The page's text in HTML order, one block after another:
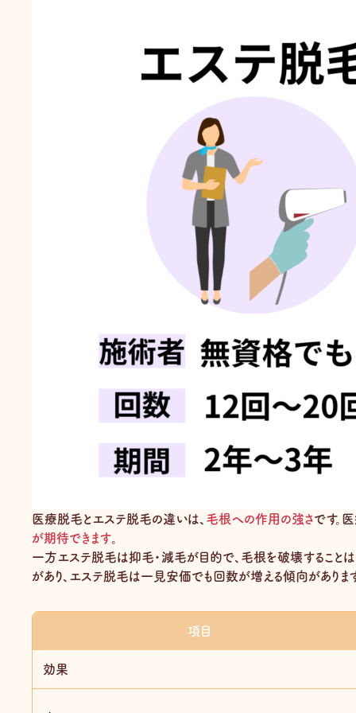
医療脱毛とエステ脱毛の違いは、 毛根への作用の強さです。
が期待できます
一方エステ脱毛は抑毛・減毛が目的で、毛根を破壊すること
があり、エステ脱毛は一見安価でも回数が増える傾向がありま
項目
効果